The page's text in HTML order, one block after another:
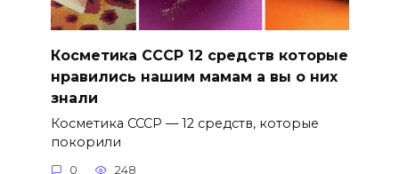
Косметика СССР 12 средств которые
нравились нашим мамам а вы о них
знали
Косметика СССР — 12 средств, которые
покорили
0 248